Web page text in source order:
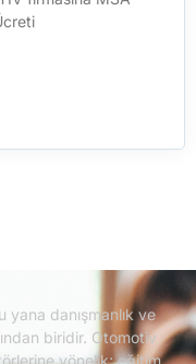
yana danışmanlık ve
biridir. Otomotiv